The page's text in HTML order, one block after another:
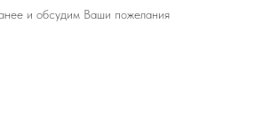
и обсудим Ваши пожелания